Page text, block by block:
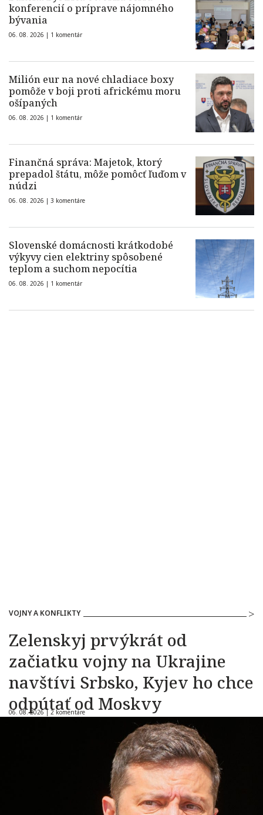
konferencií o príprave nájomného
bývania
06. 08. 2026 | 1 komentár
Milión eur na nové chladiace boxy
pomôže v boji proti africkému moru
ošípaných
06. 08. 2026 | 1 komentár
Finančná správa: Majetok, ktorý
prepadol štátu, môže pomôcť ľuďom v
núdzi
06. 08. 2026 | 3 komentáre
Slovenské domácnosti krátkodobé
výkyvy cien elektriny spôsobené
teplom a suchom nepocítia
06. 08. 2026 | 1 komentár
VOJNY A KONFLIKTY
Zelenskyj prvýkrát od
začiatku vojny na Ukrajine
navštívi Srbsko, Kyjev ho chce
odpútať od Moskvy
06. 08. 2026 | 2 komentáre